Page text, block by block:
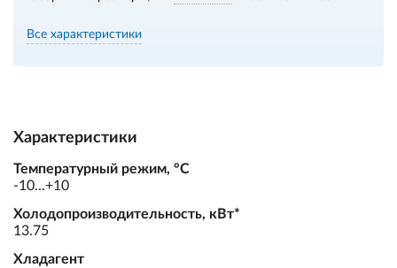
Все характеристики
Характеристики
Температурный режим, °С
-10...+10
Холодопроизводительность, кВт*
13.75
Хладагент